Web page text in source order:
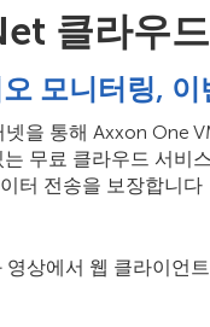
클라우
모니터링, 이
을 통해 Axxon One
무료 클라우드 서비
터 전송을 보장합니다
영상에서 웹 클라이언